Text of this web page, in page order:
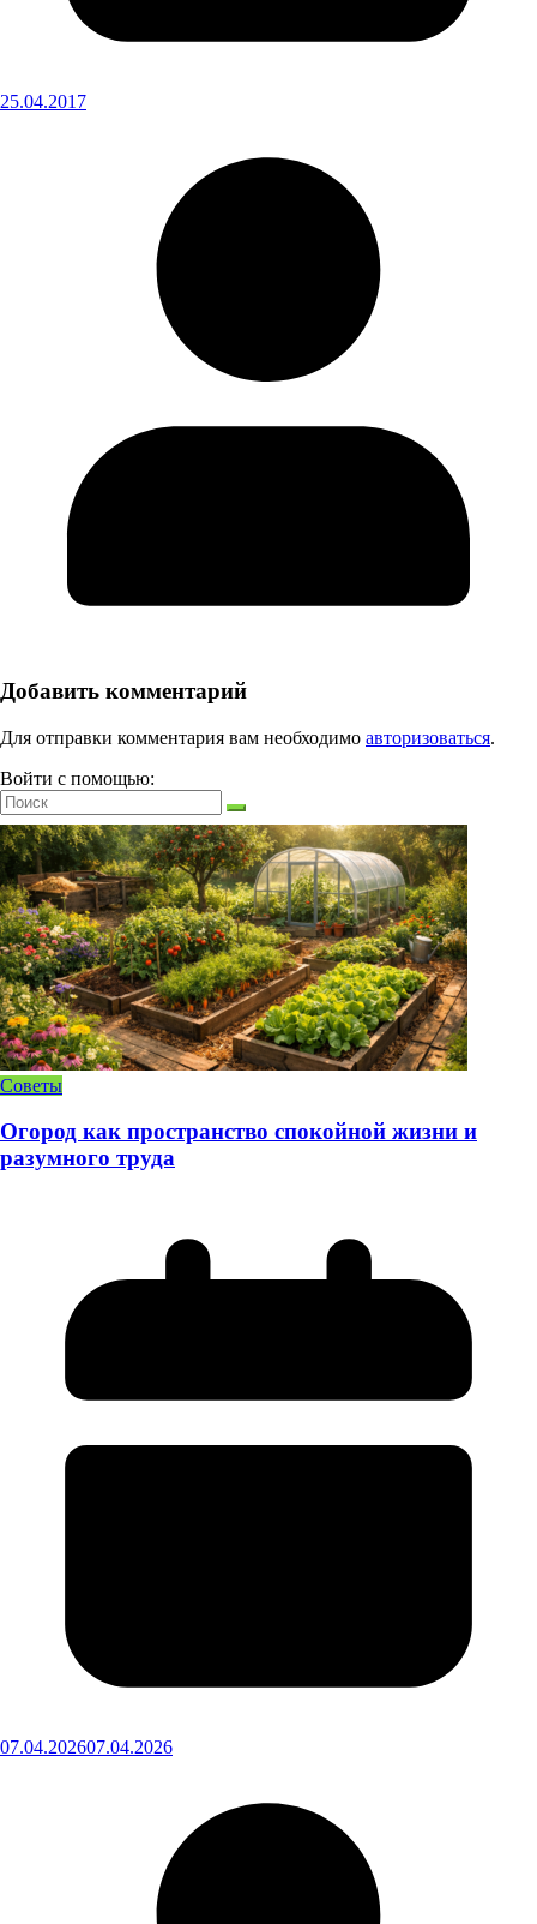
25.04.2017
Добавить комментарий
Для отправки комментария вам необходимо авторизоваться.
Войти с помощью:
Советы
Огород как пространство спокойной жизни и
разумного труда
07.04.202607.04.2026